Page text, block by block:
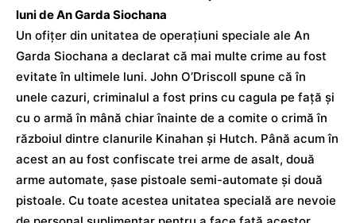
luni de An Garda Siochana
Un ofițer din unitatea de operațiuni speciale ale An
Garda Siochana a declarat că mai multe crime au fost
evitate în ultimele luni. John O’Driscoll spune că în
unele cazuri, criminalul a fost prins cu cagula pe față și
cu o armă în mână chiar înainte de a comite o crimă în
războiul dintre clanurile Kinahan și Hutch. Până acum în
acest an au fost confiscate trei arme de asalt, două
arme automate, șase pistoale semi-automate și două
pistoale. Cu toate acestea unitatea specială are nevoie